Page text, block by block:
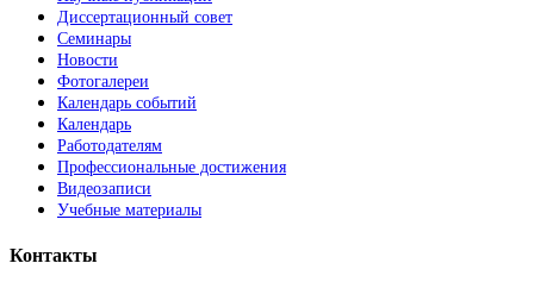
Диссертационный совет
Семинары
Новости
Фотогалереи
Календарь событий
Календарь
Работодателям
Профессиональные достижения
Видеозаписи
Учебные материалы
Контакты